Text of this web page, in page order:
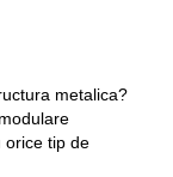
metalica?
orice tip de